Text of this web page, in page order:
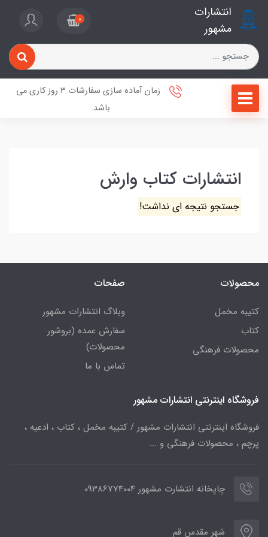
انتشارات
مشهور
0
زمان آماده سازی سفارشات 3 روز کاری می
باشد.
انتشارات کتاب وارش
جستجو نتیجه ای نداشت!
محصولات
کتیبه مخمل
کتاب
محصولات فرهنگی
صفحات
وبلاگ انتشارات مشهور
سفارش عمده (بروشور
محصولات)
تماس با ما
فروشگاه اینترنتی انتشارات مشهور
فروشگاه اینترنتی انتشارات مشهور / کتیبه مخمل ، کتاب ، ادعیه ،
پرچم ، محصولات فرهنگی و ...
چاپخانه انتشارت مشهور 09386774004
شهر مقدس قم